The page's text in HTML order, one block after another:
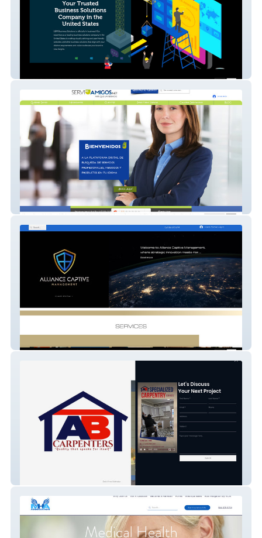
ServiAmigos.net